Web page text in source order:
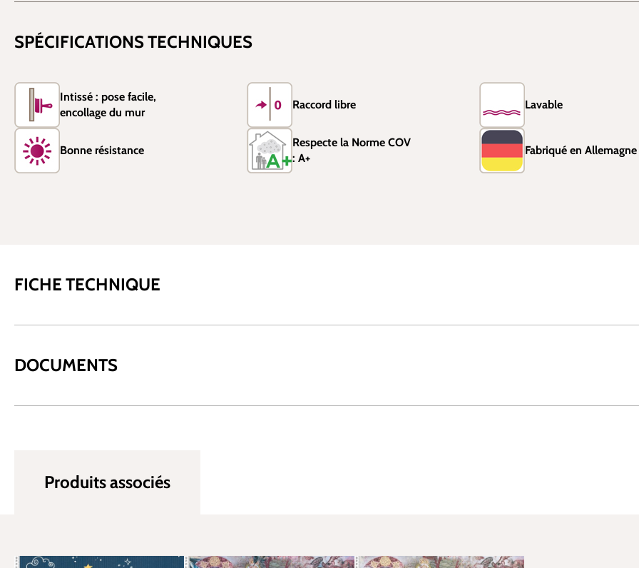
SPÉCIFICATIONS TECHNIQUES
Intissé : pose facile,
encollage du mur
Raccord libre Lavable
Bonne résistance
Respecte la Norme COV
: A+
Fabriqué en Allemagne
FICHE TECHNIQUE
DOCUMENTS
Produits associés